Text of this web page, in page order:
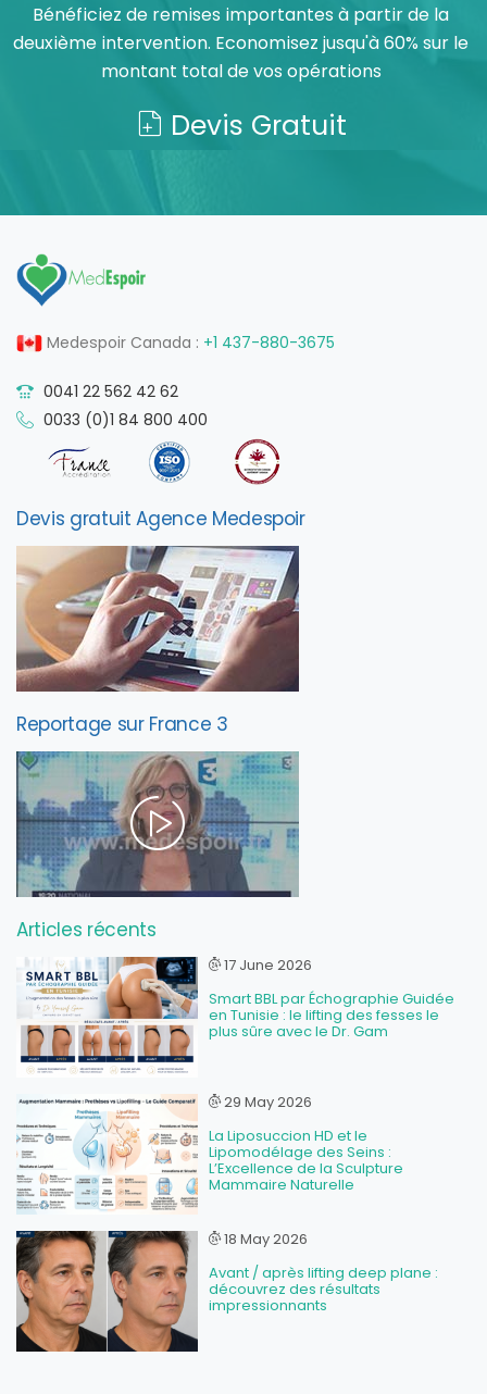
Bénéficiez de remises importantes à partir de la
deuxième intervention. Economisez jusqu'à 60% sur le
montant total de vos opérations
Devis Gratuit
Medespoir Canada : +1 437-880-3675
0041 22 562 42 62
0033 (0)1 84 800 400
Devis gratuit Agence Medespoir
Reportage sur France 3
Articles récents
17 June 2026
Smart BBL par Échographie Guidée
en Tunisie : le lifting des fesses le
plus sûre avec le Dr. Gam
29 May 2026
La Liposuccion HD et le
Lipomodélage des Seins :
L’Excellence de la Sculpture
Mammaire Naturelle
18 May 2026
Avant / après lifting deep plane :
découvrez des résultats
impressionnants